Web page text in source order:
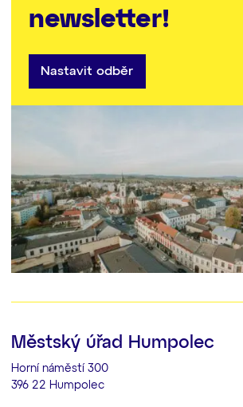
newsletter!
Nastavit odběr
Městský úřad Humpolec
Horní náměstí 300
396 22 Humpolec